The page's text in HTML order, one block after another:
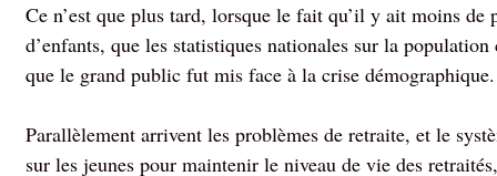
Ce n’est que plus tard, lorsque le fait qu’il y ait moins
d’enfants, que les statistiques nationales sur la
que le grand public fut mis face à la crise
Parallèlement arrivent les problèmes de retraite, et le
sur les jeunes pour maintenir le niveau de vie des